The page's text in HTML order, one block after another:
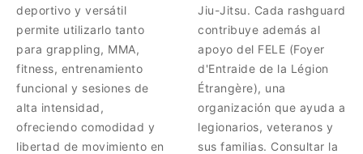
deportivo y versátil
permite utilizarlo tanto
para grappling, MMA,
fitness, entrenamiento
funcional y sesiones de
alta intensidad,
ofreciendo comodidad y
libertad de movimiento en
Jiu-Jitsu. Cada rashguard
contribuye además al
apoyo del FELE (Foyer
d'Entraide de la Légion
Étrangère), una
organización que ayuda a
legionarios, veteranos y
sus familias. Consultar la